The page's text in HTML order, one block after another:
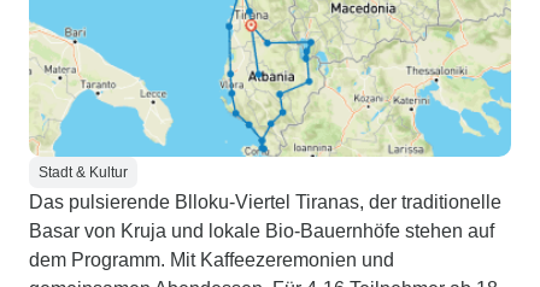
Stadt & Kultur
Das pulsierende Blloku-Viertel Tiranas, der traditionelle
Basar von Kruja und lokale Bio-Bauernhöfe stehen auf
dem Programm. Mit Kaffeezeremonien und